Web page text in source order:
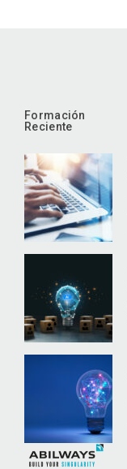
Formación
Reciente